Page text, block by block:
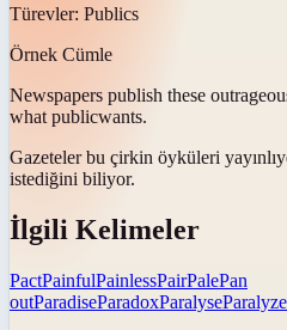
Türevler: Publics
Örnek Cümle
Newspapers publish these
what publicwants.
Gazeteler bu çirkin öyküleri
istediğini biliyor.
İlgili Kelimeler
PactPainfulPainlessPairPalePan
outParadiseParadoxParalyseParalyze